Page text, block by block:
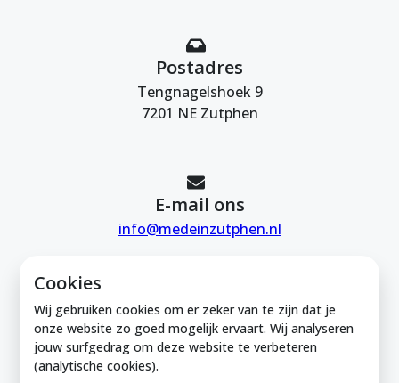
Cookies
Wij gebruiken cookies om er zeker van te zijn dat je
onze website zo goed mogelijk ervaart. Wij analyseren
jouw surfgedrag om deze website te verbeteren
(analytische cookies).
Postadres
Tengnagelshoek 9
7201 NE Zutphen
E-mail ons
info@medeinzutphen.nl
Mede in Zutphen is onderdeel van de
Zutphense Uitdaging. KVK Zutphense